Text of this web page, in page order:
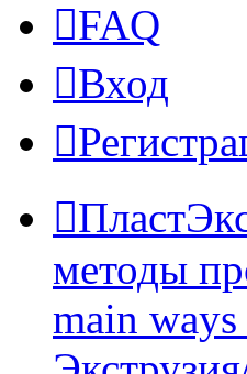
FAQ
Вход
методы
main